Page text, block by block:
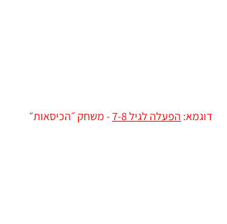
דוגמא: הפעלה לגיל 7-8 - משחק ״הכיסאות״